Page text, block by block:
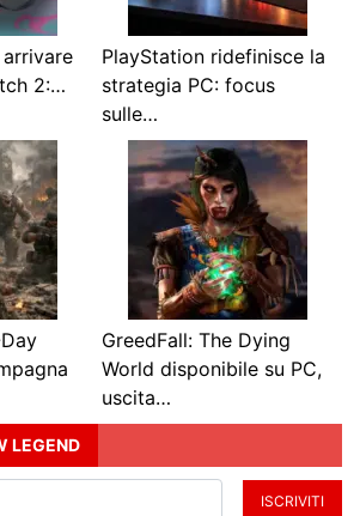
2:…
PlayStation ridefinisce la
strategia PC: focus
sulle…
GreedFall: The Dying
World disponibile su PC,
uscita…
LEGEND
ISCRIVITI